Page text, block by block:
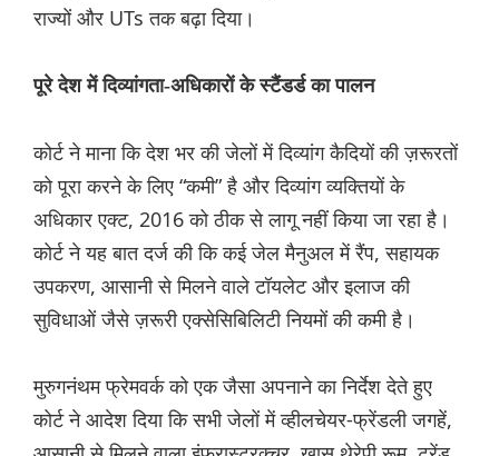
राज्यों और UTs तक बढ़ा दिया।
पूरे देश में दिव्यांगता-अधिकारों के स्टैंडर्ड का पालन
कोर्ट ने माना कि देश भर की जेलों में दिव्यांग कैदियों की ज़रूरतों
को पूरा करने के लिए “कमी” है और दिव्यांग व्यक्तियों के
अधिकार एक्ट, 2016 को ठीक से लागू नहीं किया जा रहा है।
कोर्ट ने यह बात दर्ज की कि कई जेल मैनुअल में रैंप, सहायक
उपकरण, आसानी से मिलने वाले टॉयलेट और इलाज की
सुविधाओं जैसे ज़रूरी एक्सेसिबिलिटी नियमों की कमी है।
मुरुगनंथम फ्रेमवर्क को एक जैसा अपनाने का निर्देश देते हुए
कोर्ट ने आदेश दिया कि सभी जेलों में व्हीलचेयर-फ्रेंडली जगहें,